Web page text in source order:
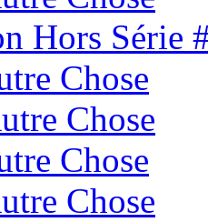
Hors Série
Chose
Chose
Chose
Chose